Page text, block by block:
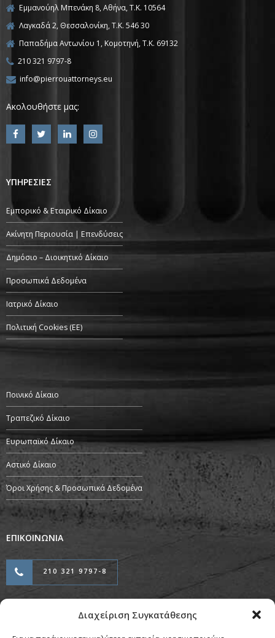
Διαχείριση Συγκατάθεσης
Εμμανούηλ Μπενάκη 8, Αθήνα, Τ.Κ. 10564
Λαγκαδά 2, Θεσσαλονίκη, T.K. 546 30
Παπαδήμα Αντωνίου 1, Κομοτηνή, T.K. 69132
210 321 9797-8
info@pierrouattorneys.eu
Ακολουθήστε μας:
ΥΠΗΡΕΣΙΕΣ
Εμπορικό & Εταιρικό Δίκαιο
Ακίνητη Περιουσία | Επενδύσεις
Δημόσιο – Διοικητικό Δίκαιο
Προσωπικά Δεδομένα
Ιατρικό Δίκαιο
Πολιτική Cookies (ΕΕ)
Ποινικό Δίκαιο
Τραπεζικό Δίκαιο
Ευρωπαϊκό Δίκαιο
Αστικό Δίκαιο
Όροι Χρήσης & Προσωπικά Δεδομένα
ΕΠΙΚΟΙΝΩΝΙΑ
210 321 9797-8
Προσαρμογή & Φιλοξενία από την